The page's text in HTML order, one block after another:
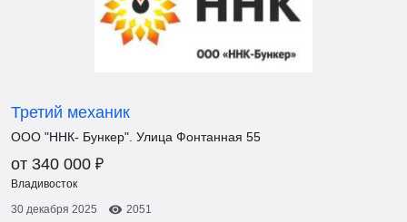
Третий механик
ООО "ННК- Бункер". Улица Фонтанная 55
от 340 000 ₽
Владивосток
30 декабря 2025
2051